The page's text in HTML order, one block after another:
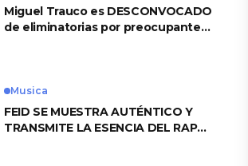
Miguel Trauco es DESCONVOCADO
de eliminatorias por preocupante
Musica
FEID SE MUESTRA AUTÉNTICO Y
TRANSMITE LA ESENCIA DEL RAP